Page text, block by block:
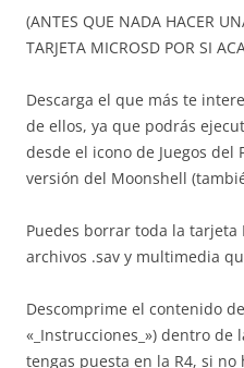
(ANTES QUE NADA HACER
TARJETA MICROSD POR SI
Descarga el que más te
de ellos, ya que podrás
desde el icono de Juegos
versión del Moonshell
Puedes borrar toda la tarjeta
archivos .sav y multimedia
Descomprime el contenido
«_Instrucciones_») dentro de
tengas puesta en la R4, si